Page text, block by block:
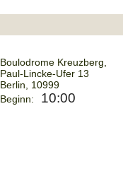
Boulodrome Kreuzberg,
Paul-Lincke-Ufer 13
Berlin
10999
Beginn:
10:00